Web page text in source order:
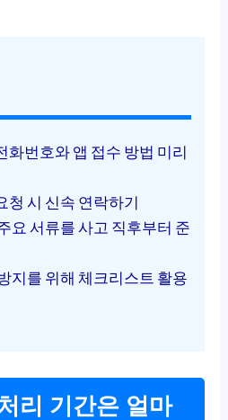
화번호와 앱 접수 방법 미리
청 시 신속 연락하기
요 서류를 사고 직후부터 준
지를 위해 체크리스트 활용
리 기간은 얼마